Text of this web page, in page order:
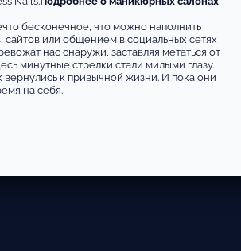
бесконечное, что можно наполнить
или общением в социальных сетях
нас снаружи, заставляя метаться от
минутные стрелки стали милыми глазу.
вернулись к привычной жизни. И пока они
на себя.